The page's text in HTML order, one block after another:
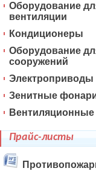
Оборудование
вентиляции
Кондиционеры
Оборудование
сооружений
Электроприводы
Зенитные
Вентиляционные
Прайс-листы